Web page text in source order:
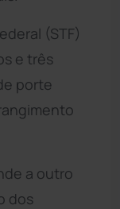
(STF)
e três
porte
a outro
dos